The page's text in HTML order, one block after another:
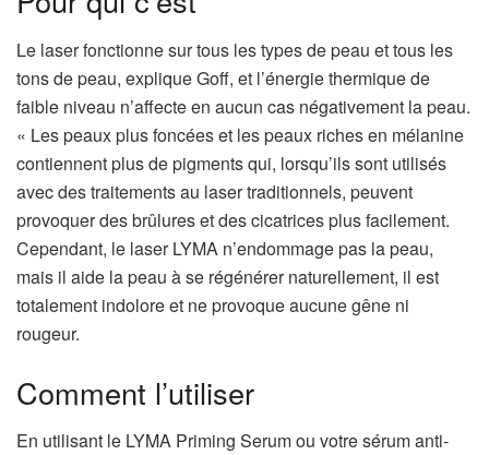
Le laser fonctionne sur tous les types de peau et tous les
tons de peau, explique Goff, et l’énergie thermique de
faible niveau n’affecte en aucun cas négativement la peau.
« Les peaux plus foncées et les peaux riches en mélanine
contiennent plus de pigments qui, lorsqu’ils sont utilisés
avec des traitements au laser traditionnels, peuvent
provoquer des brûlures et des cicatrices plus facilement.
Cependant, le laser LYMA n’endommage pas la peau,
mais il aide la peau à se régénérer naturellement, il est
totalement indolore et ne provoque aucune gêne ni
rougeur.
Comment l’utiliser
En utilisant le LYMA Priming Serum ou votre sérum anti-